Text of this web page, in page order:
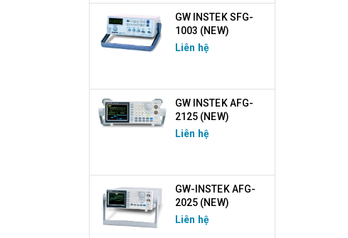
GW INSTEK SFG-
1003 (NEW)
Liên hệ
GW INSTEK AFG-
2125 (NEW)
Liên hệ
GW-INSTEK AFG-
2025 (NEW)
Liên hệ